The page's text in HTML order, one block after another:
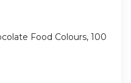
Food Colours, 100